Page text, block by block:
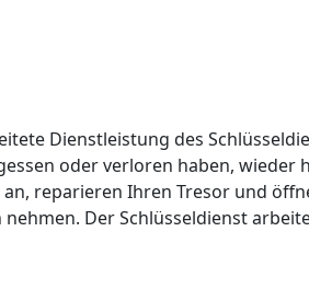
Dienstleistung des
oder verloren haben, wieder
reparieren Ihren Tresor und
Der Schlüsseldienst